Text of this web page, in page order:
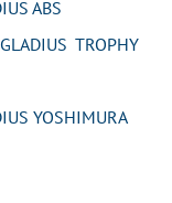
ABS
TROPHY
YOSHIMURA